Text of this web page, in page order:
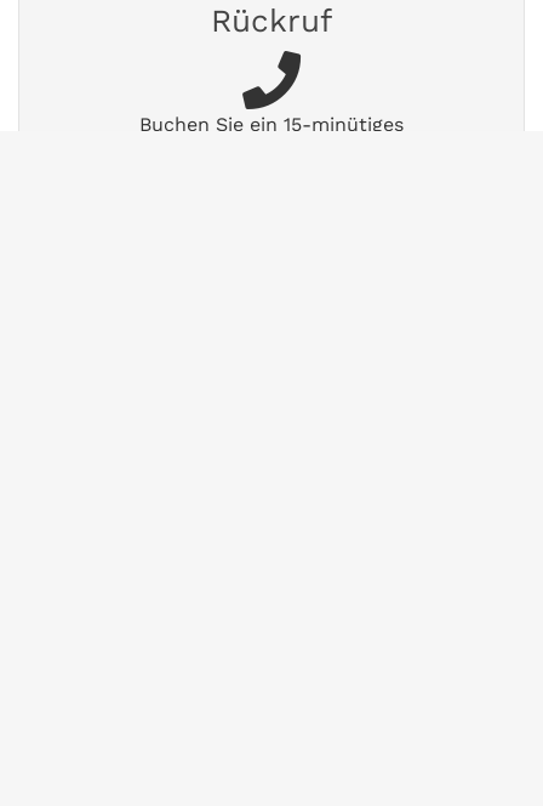
Rückruf
Buchen Sie ein 15-minütiges